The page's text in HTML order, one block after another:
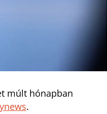
múlt hónapban
.